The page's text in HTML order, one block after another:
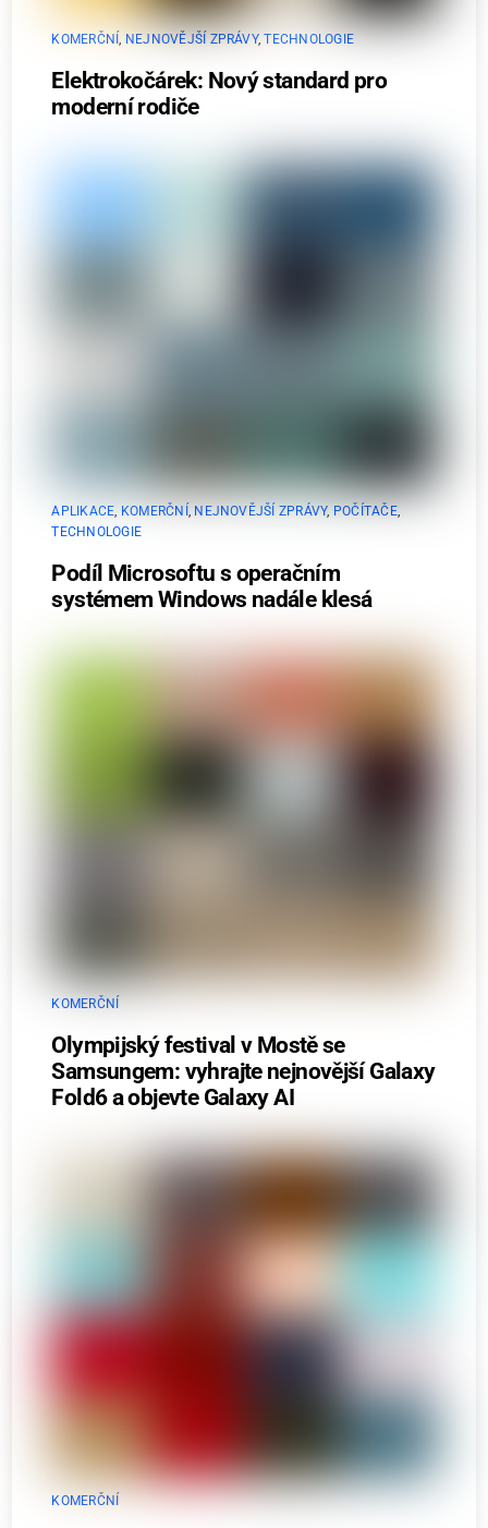
KOMERČNÍ, NEJNOVĚJŠÍ ZPRÁVY,TECHNOLOGIE
Elektrokočárek: Nový standard pro
moderní rodiče
APLIKACE KOMERČNÍ, NEJNOVĚJŠÍ ZPRÁVY, POČÍTAČE,
TECHNOLOGIE
Podíl Microsoftu s operačním
systémem Windows nadále klesá
KOMERČNÍ
Olympijský festival v Mostě se
Samsungem: vyhrajte nejnovější Galaxy
Fold6 a objevte Galaxy AI
KOMERČNÍ